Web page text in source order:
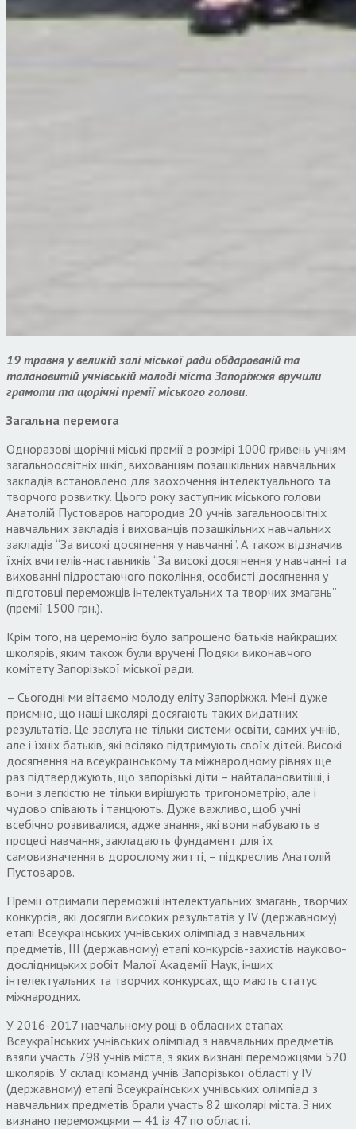
19 травня у великій залі міської ради обдарованій та
талановитій учнівській молоді міста Запоріжжя вручили
грамоти та щорічні премії міського голови.
Загальна перемога
Одноразові щорічні міські премії в розмірі 1000 гривень учням
загальноосвітніх шкіл, вихованцям позашкільних навчальних
закладів встановлено для заохочення інтелектуального та
творчого розвитку. Цього року заступник міського голови
Анатолій Пустоваров нагородив 20 учнів загальноосвітніх
навчальних закладів і вихованців позашкільних навчальних
закладів “За високі досягнення у навчанні”. А також відзначив
їхніх вчителів-наставників “За високі досягнення у навчанні та
вихованні підростаючого покоління, особисті досягнення у
підготовці переможців інтелектуальних та творчих змагань”
(премії 1500 грн.).
Крім того, на церемонію було запрошено батьків найкращих
школярів, яким також були вручені Подяки виконавчого
комітету Запорізької міської ради.
– Сьогодні ми вітаємо молоду еліту Запоріжжя. Мені дуже
приємно, що наші школярі досягають таких видатних
результатів. Це заслуга не тільки системи освіти, самих учнів,
але і їхніх батьків, які всіляко підтримують своїх дітей. Високі
досягнення на всеукраїнському та міжнародному рівнях ще
раз підтверджують, що запорізькі діти – найталановитіші, і
вони з легкістю не тільки вирішують тригонометрію, але і
чудово співають і танцюють. Дуже важливо, щоб учні
всебічно розвивалися, адже знання, які вони набувають в
процесі навчання, закладають фундамент для їх
самовизначення в дорослому житті, – підкреслив Анатолій
Пустоваров.
Премії отримали переможці інтелектуальних змагань, творчих
конкурсів, які досягли високих результатів у IV (державному)
етапі Всеукраїнських учнівських олімпіад з навчальних
предметів, III (державному) етапі конкурсів-захистів науково-
дослідницьких робіт Малої Академії Наук, інших
інтелектуальних та творчих конкурсах, що мають статус
міжнародних.
У 2016-2017 навчальному році в обласних етапах
Всеукраїнських учнівських олімпіад з навчальних предметів
взяли участь 798 учнів міста, з яких визнані переможцями 520
школярів. У складі команд учнів Запорізької області у ІV
(державному) етапі Всеукраїнських учнівських олімпіад з
навчальних предметів брали участь 82 школярі міста. З них
визнано переможцями — 41 із 47 по області.